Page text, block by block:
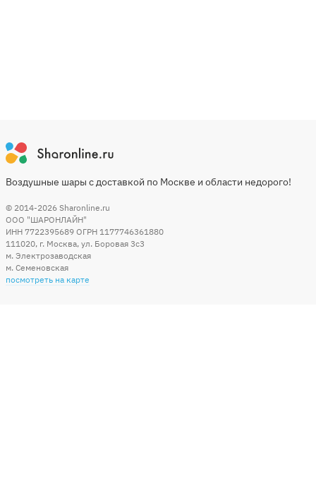
Воздушные шары с доставкой по Москве и области недорого!
© 2014-2026 Sharonline.ru
ООО "ШАРОНЛАЙН"
ИНН 7722395689 ОГРН 1177746361880
111020, г. Москва, ул. Боровая 3c3
м. Электрозаводская
м. Семеновская
посмотреть на карте